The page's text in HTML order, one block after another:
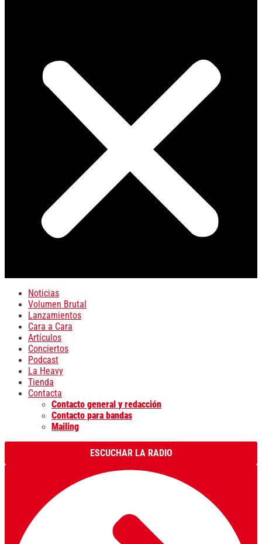
Noticias
Volumen Brutal
Lanzamientos
Cara a Cara
Artículos
Conciertos
Podcast
La Heavy
Tienda
Contacta
Contacto general y redacción
Contacto para bandas
Mailing
ESCUCHAR LA RADIO